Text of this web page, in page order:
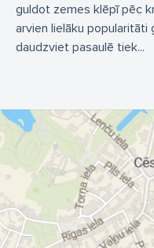
guldot zemes klēpī pēc
arvien lielāku popularitāti
daudzviet pasaulē tiek...